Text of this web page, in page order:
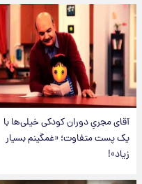
آقای مجریِ دوران کودکی خیلی‌ها با
یک پست متفاوت؛ «غمگینم بسیار
زیاد»!